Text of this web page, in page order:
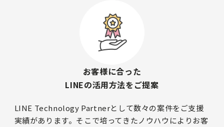
お客様に合った
LINEの活用方法をご提案
LINE Technology Partnerとして数々の案件をご支援
実績があります。そこで培ってきたノウハウによりお客